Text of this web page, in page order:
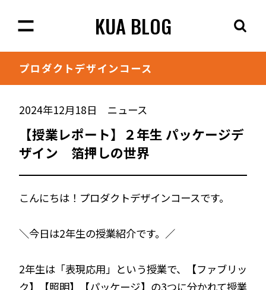
KUA BLOG
プロダクト デザインコース
2024年12月18日 ニュース
【授業レポート】２年生 パッケージデ
ザイン 箔押しの世界
こんにちは！プロダクトデザインコースです。
＼今日は2年生の授業紹介です。／
2年生は「表現応用」という授業で、【ファブリッ
ク】【照明】【パッケージ】 の3つに分かれて授業